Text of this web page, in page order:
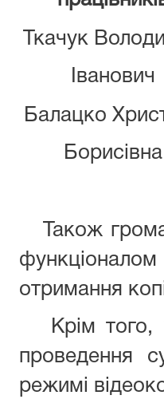
Ткачук
Іванович
Балацко
Борисівна
Також
отримання
Крім того, у
проведення
режимі